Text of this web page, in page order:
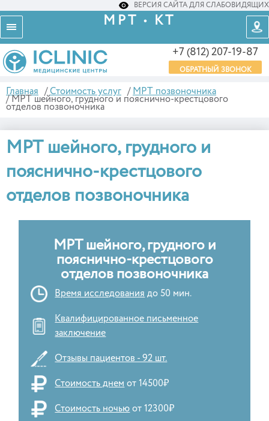
ВЕРСИЯ САЙТА ДЛЯ СЛАБОВИДЯЩИХ
МРТ • КТ
+7 (812) 207-19-87
ОБРАТНЫЙ ЗВОНОК
Главная / Стоимость услуг / МРТ позвоночника
/ МРТ шейного, грудного и пояснично-крестцового
отделов позвоночника
МРТ шейного, грудного и
пояснично-крестцового
отделов позвоночника
МРТ шейного, грудного и
пояснично-крестцового
отделов позвоночника
Время исследования до 50 мин.
Квалифицированное письменное
заключение
Отзывы пациентов - 92 шт.
Стоимость днем от 14500₽
Стоимость ночью от 12300₽